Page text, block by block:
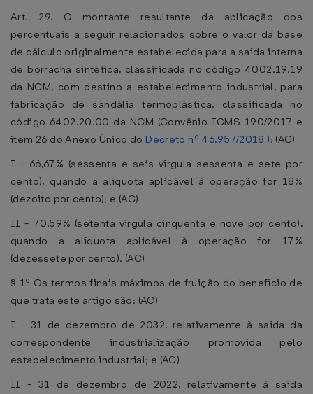
Art. 29. O montante resultante da aplicação dos
percentuais a seguir relacionados sobre o valor da base
de cálculo originalmente estabelecida para a saída interna
de borracha sintética, classificada no código 4002.19.19
da NCM, com destino a estabelecimento industrial, para
fabricação de sandália termoplástica, classificada no
código 6402.20.00 da NCM (Convênio ICMS 190/2017 e
item 26 do Anexo Único do Decreto nº 46.957/2018 ): (AC)
I - 66,67% (sessenta e seis vírgula sessenta e sete por
cento), quando a alíquota aplicável à operação for 18%
(dezoito por cento); e (AC)
II - 70,59% (setenta vírgula cinquenta e nove por cento),
quando a alíquota aplicável à operação for 17%
(dezessete por cento). (AC)
§ 1º Os termos finais máximos de fruição do benefício de
que trata este artigo são: (AC)
I - 31 de dezembro de 2032, relativamente à saída da
correspondente industrialização promovida pelo
estabelecimento industrial; e (AC)
II - 31 de dezembro de 2022, relativamente à saída